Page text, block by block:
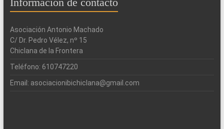
Asociación Antonio Machado
C/ Dr. Pedro Vélez, nº 15
Chiclana de la Frontera
Teléfono: 610747220
Email: asociacionibichiclana@gmail.com